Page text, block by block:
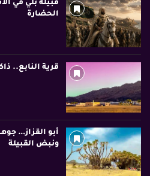
قبيلة بلي في
الحضارة
قرية النابع..
أبو القزاز…
ونبض القبيلة